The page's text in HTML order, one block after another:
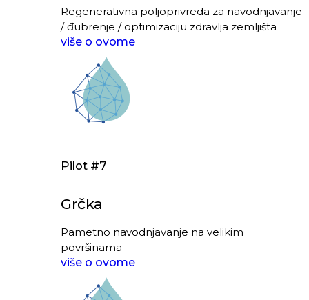
Regenerativna poljoprivreda za navodnjavanje
/ đubrenje / optimizaciju zdravlja zemljišta
više o ovome
Pilot #7
Grčka
Pametno navodnjavanje na velikim
površinama
više o ovome